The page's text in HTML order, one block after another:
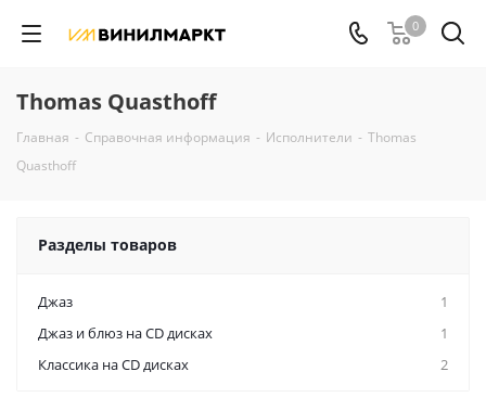
0
Thomas Quasthoff
Главная - Справочная информация - Исполнители - Thomas
Quasthoff
Разделы товаров
Джаз
1
Джаз и блюз на CD дисках
1
Классика на CD дисках
2